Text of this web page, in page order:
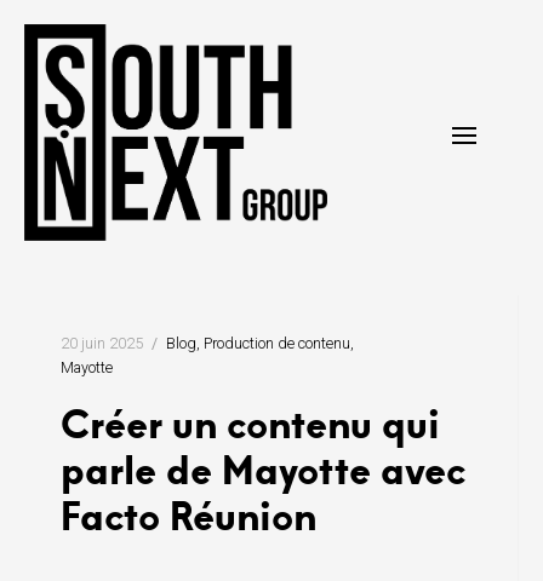
content
20 juin 2025 Blog Production de contenu
Mayotte
Créer un contenu qui
parle de Mayotte avec
Facto Réunion